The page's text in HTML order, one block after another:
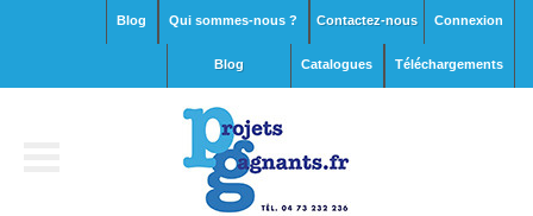
Connexion
Contactez-nous
Qui sommes-nous ?
Blog
Téléchargements
Catalogues
blog